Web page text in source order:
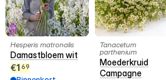
Hesperis matronalis
Damastbloem wit
€1 69
Tanacetum
parthenium
Moederkruid
Campagne